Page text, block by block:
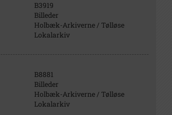
B3919
Billeder
Holbæk-Arkiverne / Tølløse
Lokalarkiv
B8881
Billeder
Holbæk-Arkiverne / Tølløse
Lokalarkiv